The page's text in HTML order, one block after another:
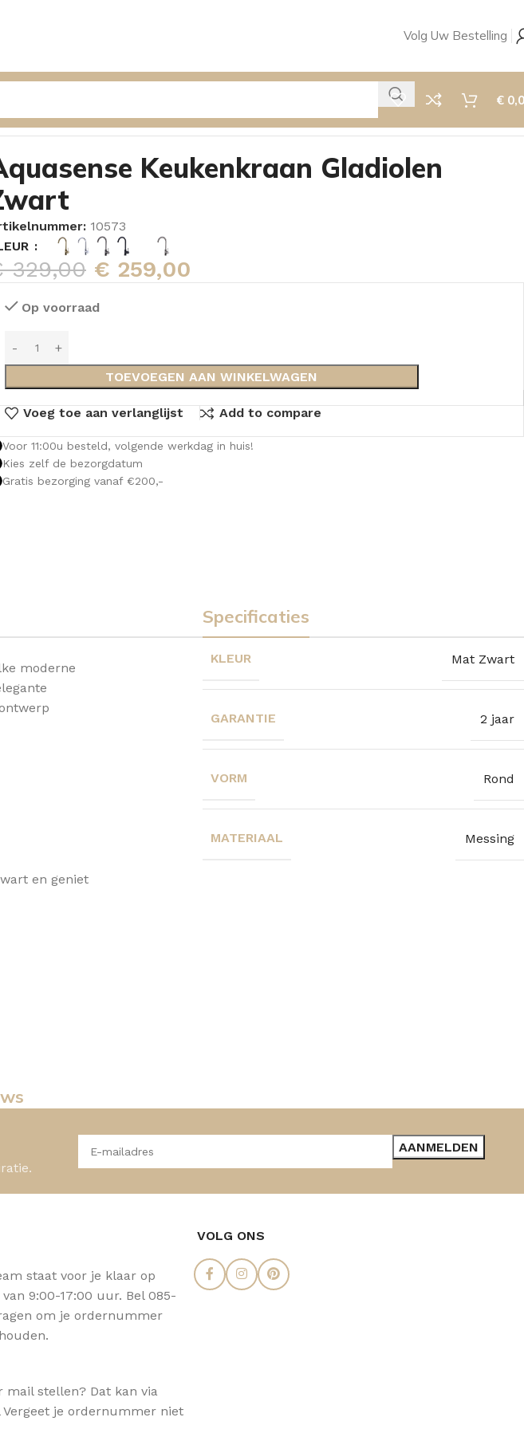
Volg Uw Bestelling
€
Keukenkraan Gladiolen
10573
329,00 € 259,00
Op voorraad
TOEVOEGEN AAN WINKELWAGEN
Voeg toe aan verlanglijst Add to compare
Voor 11:00u besteld, volgende werkdag in huis!
Kies zelf de bezorgdatum
Gratis bezorging vanaf €200,-
moderne
en geniet
Specificaties
KLEUR Mat Zwart
GARANTIE 2 jaar
VORM Rond
MATERIAAL Messing
staat voor je klaar op
9:00-17:00 uur. Bel 085-
om je ordernummer
mail stellen? Dat kan via
Vergeet je ordernummer niet
VOLG ONS